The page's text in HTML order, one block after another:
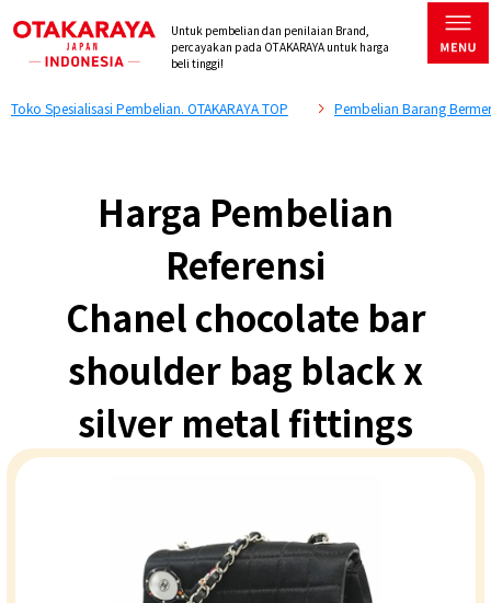
Untuk pembelian dan penilaian Brand,
percayakan pada OTAKARAYA untuk harga
beli tinggi!
Toko Spesialisasi Pembelian. OTAKARAYA TOP Pembelian Barang
Harga Pembelian
Referensi
Chanel chocolate bar
shoulder bag black x
silver metal fittings